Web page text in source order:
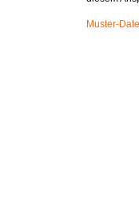
Muster-